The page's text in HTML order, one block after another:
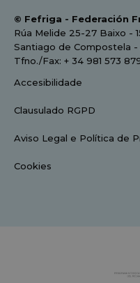
© Fefriga - Federación
Rúa Melide 25-27 Baixo -
Santiago de Compostela -
Tfno./Fax: + 34 981 573
Accesibilidade
Clausulado RGPD
Aviso Legal e Política de
Cookies